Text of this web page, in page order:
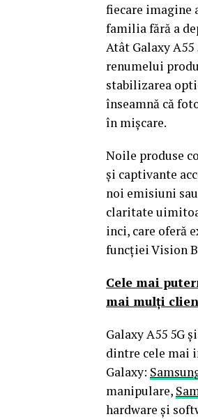
fiecare
familia fără a
Atât Galaxy
renumelui
stabilizarea
înseamnă că
în mișcare.
Noile produse
și captivante
noi emisiuni
claritate
inci, care oferă
funcției Vision
Cele mai
mai mulți
Galaxy A55 5G
dintre cele mai
Galaxy:
manipulare,
hardware și